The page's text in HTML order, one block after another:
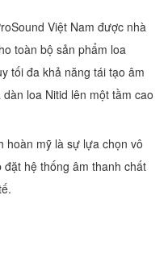
Việt Nam được nhà
toàn bộ sản phẩm loa
tối đa khả năng tái tạo âm
loa Nitid lên một tầm cao
hoàn mỹ là sự lựa chọn vô
hệ thống âm thanh chất